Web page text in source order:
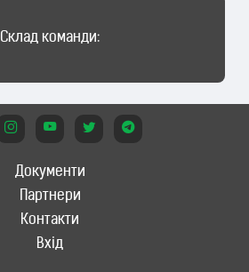
Склад команди:
Документи
Партнери
Контакти
Вхід